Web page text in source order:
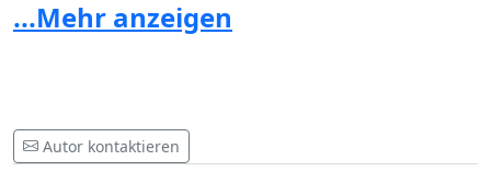
Die Daten werden nur dem Petitionszweck entsprechend
behandelt, eine Unterschrift führt zu keinerlei
...Mehr anzeigen
Autor kontaktieren